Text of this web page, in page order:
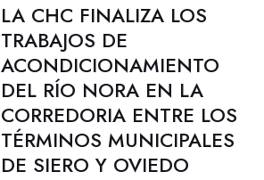
LA CHC FINALIZA LOS
TRABAJOS DE
ACONDICIONAMIENTO
DEL RÍO NORA EN LA
CORREDORIA ENTRE LOS
TÉRMINOS MUNICIPALES
DE SIERO Y OVIEDO